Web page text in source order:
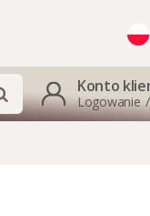
Konto
Logowanie /